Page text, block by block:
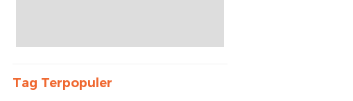
Tag Terpopuler